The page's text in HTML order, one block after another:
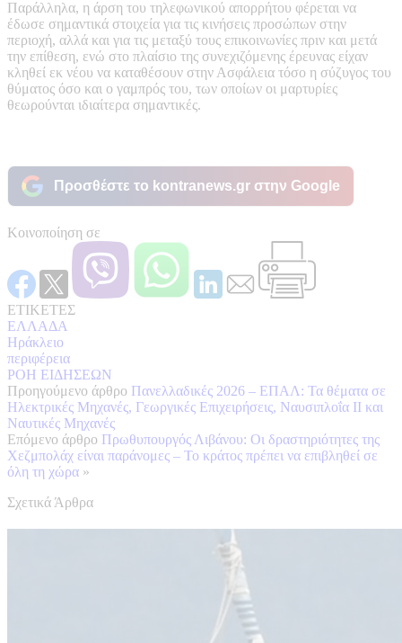
Παράλληλα, η άρση του τηλεφωνικού απορρήτου φέρεται να
έδωσε σημαντικά στοιχεία για τις κινήσεις προσώπων στην
περιοχή, αλλά και για τις μεταξύ τους επικοινωνίες πριν και μετά
την επίθεση, ενώ στο πλαίσιο της συνεχιζόμενης έρευνας είχαν
κληθεί εκ νέου να καταθέσουν στην Ασφάλεια τόσο η σύζυγος του
θύματος όσο και ο γαμπρός του, των οποίων οι μαρτυρίες
θεωρούνται ιδιαίτερα σημαντικές.
Προσθέστε το kontranews.gr στην Google
Κοινοποίηση σε
ΕΤΙΚΕΤΕΣ
ΕΛΛΑΔΑ
Ηράκλειο
περιφέρεια
ΡΟΗ ΕΙΔΗΣΕΩΝ
Προηγούμενο άρθρο Πανελλαδικές 2026 – ΕΠΑΛ: Τα θέματα σε
Ηλεκτρικές Μηχανές, Γεωργικές Επιχειρήσεις, Ναυσιπλοΐα ΙΙ και
Ναυτικές Μηχανές
Επόμενο άρθρο Πρωθυπουργός Λιβάνου: Οι δραστηριότητες της
Χεζμπολάχ είναι παράνομες – Το κράτος πρέπει να επιβληθεί σε
όλη τη χώρα »
Σχετικά Άρθρα